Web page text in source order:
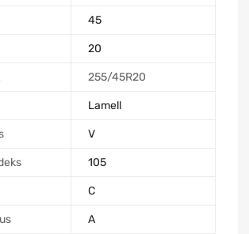
45
20
255/45R20
Lamell
V
105
C
A